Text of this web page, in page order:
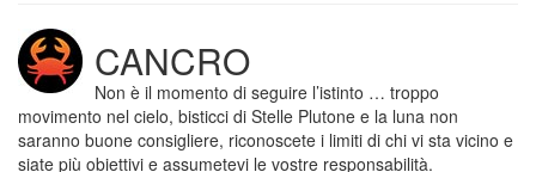
CANCRO
Non è il momento di seguire l’istinto … troppo
movimento nel cielo, bisticci di Stelle Plutone e la luna non
saranno buone consigliere, riconoscete i limiti di chi vi sta vicino e
siate più obiettivi e assumetevi le vostre responsabilità.